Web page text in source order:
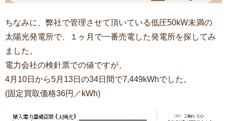
ちなみに、弊社で管理させて頂いている低圧50kW未満の
太陽光発電所で、１ヶ月で一番売電した発電所を探してみ
ました。
電力会社の検針票での値ですが、
4月10日から5月13日の34日間で7,449kWhでした。
(固定買取価格36円／kWh)